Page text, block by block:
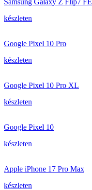
Samsung Galaxy Z Flip7 FE
készleten
Google Pixel 10 Pro
készleten
Google Pixel 10 Pro XL
készleten
Google Pixel 10
készleten
Apple iPhone 17 Pro Max
készleten